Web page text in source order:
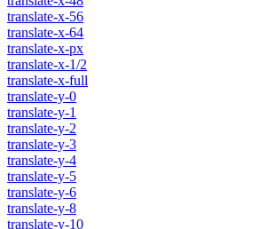
translate-x-56
translate-x-64
translate-x-px
translate-x-1/2
translate-x-full
translate-y-0
translate-y-1
translate-y-2
translate-y-3
translate-y-4
translate-y-5
translate-y-6
translate-y-8
translate-y-10